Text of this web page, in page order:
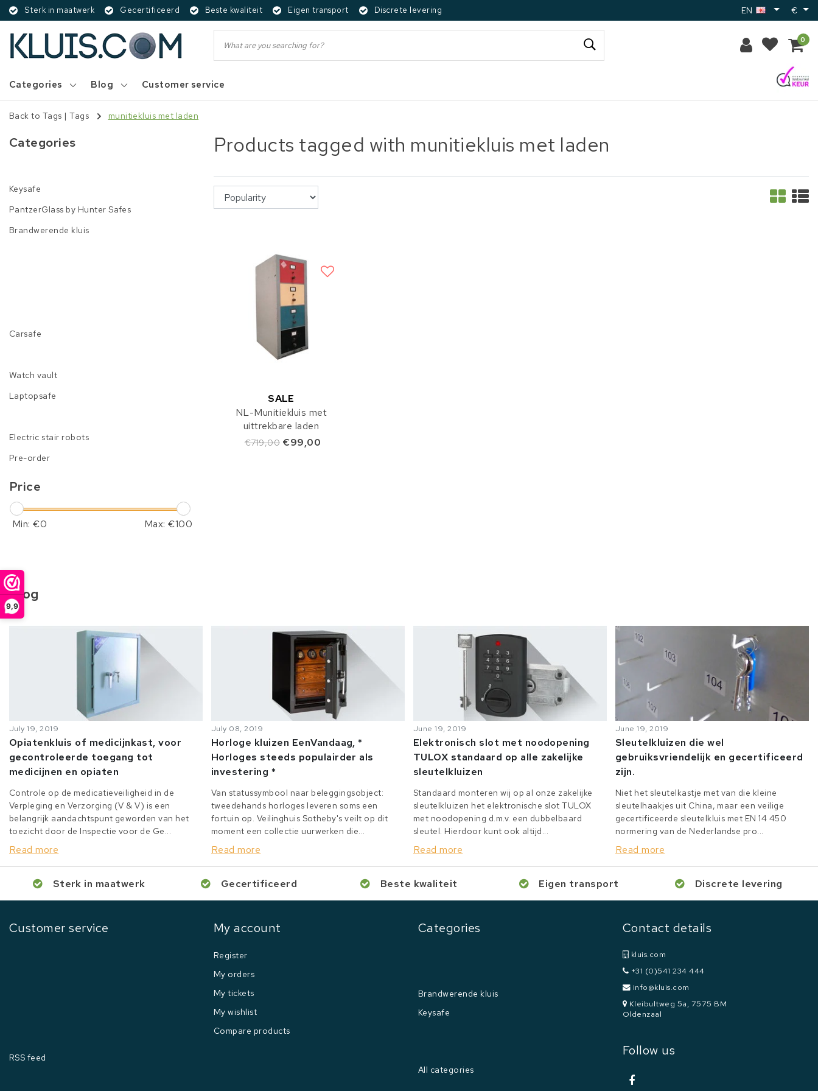
9,9
Sterk in maatwerk Gecertificeerd Beste kwaliteit Eigen transport Discrete levering EN €
0
Categories Blog Customer service
Back to Tags |Tags munitiekluis met laden
Categories
Keysafe
PantzerGlass by Hunter Safes
Brandwerende kluis
Carsafe
Watch vault
Laptopsafe
Electric stair robots
Pre-order
Price
Min: €0 Max: €100
Products tagged with munitiekluis met laden
SALE
NL-Munitiekluis met
uittrekbare laden
€719,00 €99,00
Blog
July 19, 2019
Opiatenkluis of medicijnkast, voor
gecontroleerde toegang tot
medicijnen en opiaten
Controle op de medicatieveiligheid in de
Verpleging en Verzorging (V & V) is een
belangrijk aandachtspunt geworden van het
toezicht door de Inspectie voor de Ge...
Read more
July 08, 2019
Horloge kluizen EenVandaag, *
Horloges steeds populairder als
investering *
Van statussymbool naar beleggingsobject:
tweedehands horloges leveren soms een
fortuin op. Veilinghuis Sotheby's veilt op dit
moment een collectie uurwerken die...
Read more
June 19, 2019
Elektronisch slot met noodopening
TULOX standaard op alle zakelijke
sleutelkluizen
Standaard monteren wij op al onze zakelijke
sleutelkluizen het elektronische slot TULOX
met noodopening d.m.v. een dubbelbaard
sleutel. Hierdoor kunt ook altijd...
Read more
June 19, 2019
Sleutelkluizen die wel
gebruiksvriendelijk en gecertificeerd
zijn.
Niet het sleutelkastje met van die kleine
sleutelhaakjes uit China, maar een veilige
gecertificeerde sleutelkluis met EN 14 450
normering van de Nederlandse pro...
Read more
Sterk in maatwerk Gecertificeerd Beste kwaliteit Eigen transport Discrete levering
Customer service
RSS feed
My account
Register
My orders
My tickets
My wishlist
Compare products
Categories
Brandwerende kluis
Keysafe
All categories
Contact details
kluis.com
+31 (0)541 234 444
info@kluis.com
Kleibultweg 5a, 7575 BM
Oldenzaal
Follow us